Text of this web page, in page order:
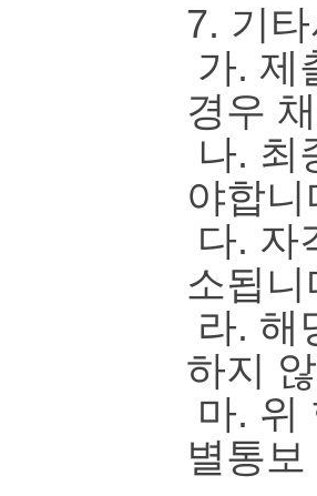
7. 기
가. 제
경우
나. 최
야합니
다. 자
소됩니
라. 해
하지
마. 위
별통